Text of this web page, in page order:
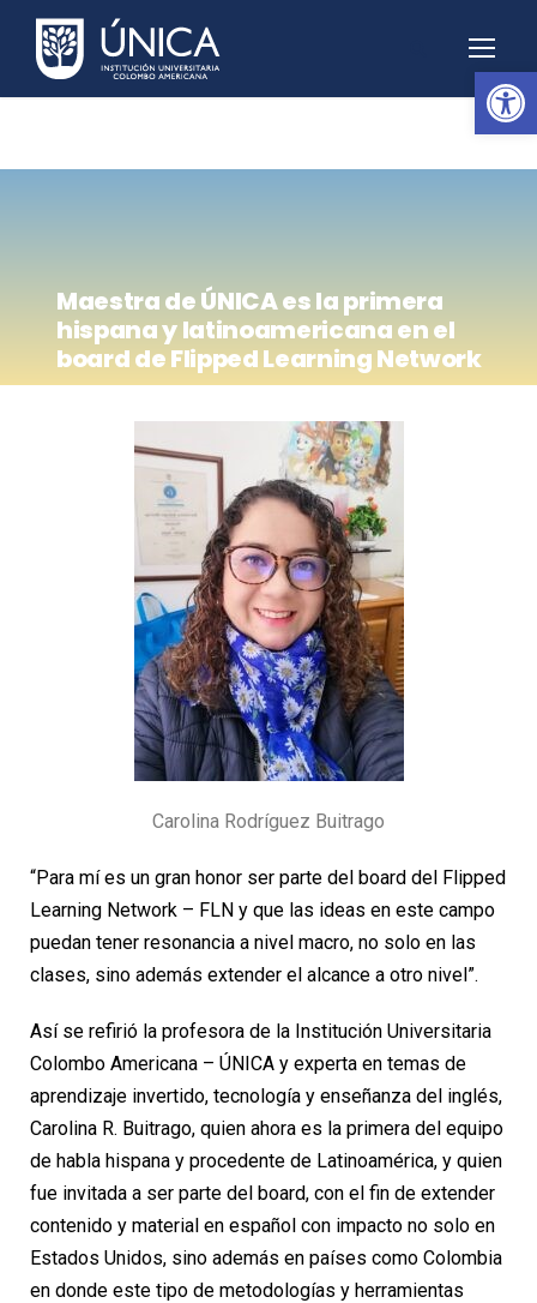
Abrir barra de herramientas
Maestra de ÚNICA es la primera
hispana y latinoamericana en el
board de Flipped Learning Network
Carolina Rodríguez Buitrago
“Para mí es un gran honor ser parte del board del Flipped
Learning Network – FLN y que las ideas en este campo
puedan tener resonancia a nivel macro, no solo en las
clases, sino además extender el alcance a otro nivel”.
Así se refirió la profesora de la Institución Universitaria
Colombo Americana – ÚNICA y experta en temas de
aprendizaje invertido, tecnología y enseñanza del inglés,
Carolina R. Buitrago, quien ahora es la primera del equipo
de habla hispana y procedente de Latinoamérica, y quien
fue invitada a ser parte del board, con el fin de extender
contenido y material en español con impacto no solo en
Estados Unidos, sino además en países como Colombia
en donde este tipo de metodologías y herramientas